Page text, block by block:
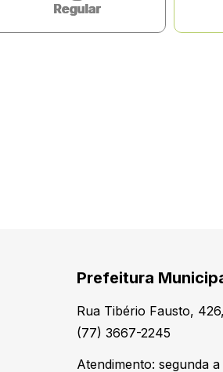
Regular
Prefeitura
Rua Tibério Fausto,
(77) 3667-2245
Atendimento: segunda